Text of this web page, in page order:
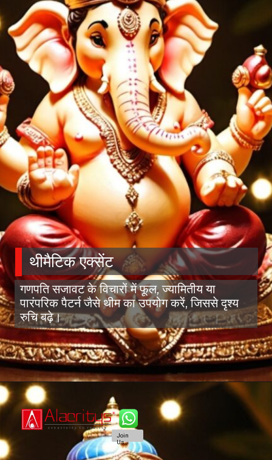
थीमैटिक एक्सेंट
गणपति सजावट के विचारों में फूल, ज्यामितीय या
पारंपरिक पैटर्न जैसे थीम का उपयोग करें, जिससे दृश्य
रुचि बढ़े।
Join
Us